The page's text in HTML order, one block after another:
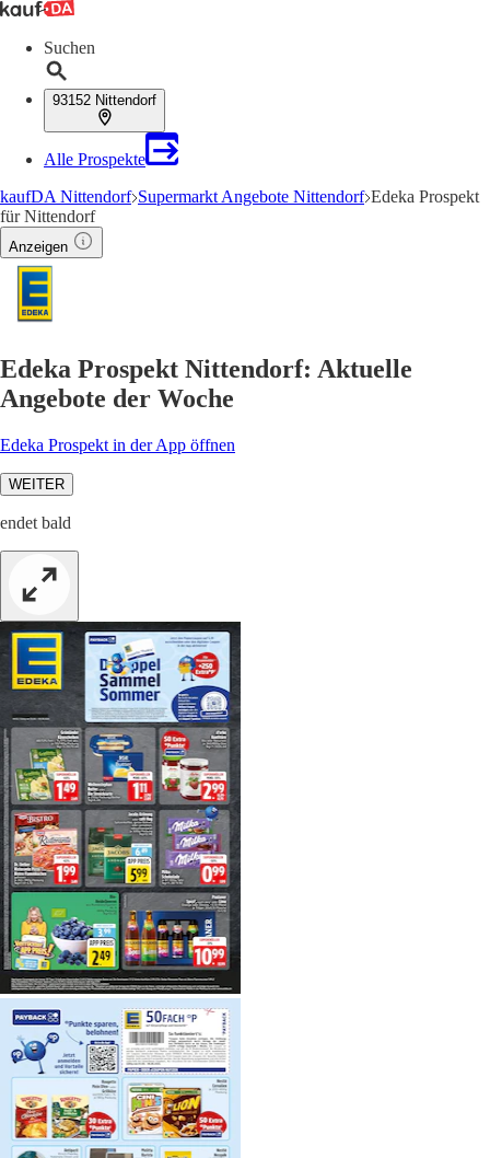
Suchen
93152 Nittendorf
Alle Prospekte
kaufDA Nittendorf Supermarkt Angebote Nittendorf Edeka Prospekt
für Nittendorf
Anzeigen
Edeka Prospekt Nittendorf: Aktuelle
Angebote der Woche
Edeka Prospekt in der App öffnen
WEITER
endet bald